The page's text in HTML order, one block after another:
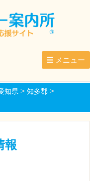
メニュー
知県> 知多郡>
報